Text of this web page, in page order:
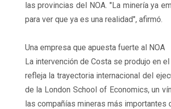
las provincias del NOA. "La minería ya
para ver que ya es una realidad", afirmó.
Una empresa que apuesta fuerte al NOA
La intervención de Costa se produjo en
refleja la trayectoria internacional del
de la London School of Economics, un
las compañías mineras más importantes